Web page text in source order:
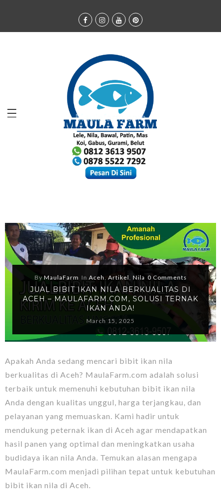
By MaulaFarm In Aceh, Artikel, Nila 0 Comments
JUAL BIBIT IKAN NILA BERKUALITAS DI
ACEH – MAULAFARM.COM, SOLUSI TERNAK
IKAN ANDA!
March 15, 2025
Apakah Anda sedang mencari bibit ikan nila
berkualitas di Aceh? MaulaFarm.com adalah solusi
terbaik untuk memenuhi kebutuhan bibit ikan nila
Anda dengan kualitas unggul, harga terjangkau, dan
pelayanan yang memuaskan. Kami hadir untuk
mendukung peternak ikan di Aceh agar mendapatkan
hasil panen yang optimal dan meningkatkan usaha
budidaya ikan nila Anda. Temukan alasan mengapa
MaulaFarm.com menjadi pilihan tepat untuk kebutuhan
bibit ikan nila di Aceh.